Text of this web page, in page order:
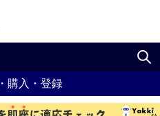
購入・登録